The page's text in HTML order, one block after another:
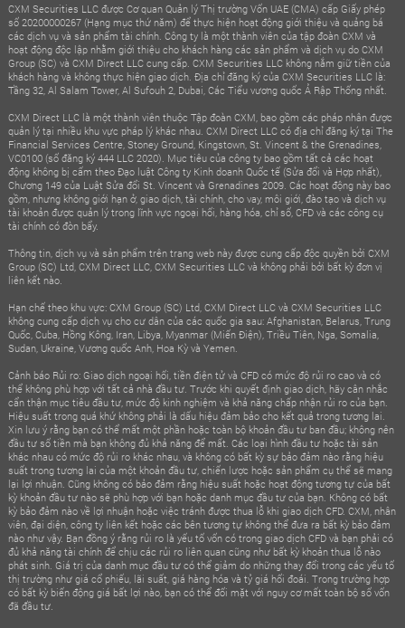
CXM Securities LLC được Cơ quan Quản lý Thị trường Vốn UAE (CMA) cấp Giấy phép
số 20200000267 (Hạng mục thứ năm) để thực hiện hoạt động giới thiệu và quảng bá
các dịch vụ và sản phẩm tài chính. Công ty là một thành viên của tập đoàn CXM và
hoạt động độc lập nhằm giới thiệu cho khách hàng các sản phẩm và dịch vụ do CXM
Group (SC) và CXM Direct LLC cung cấp. CXM Securities LLC không nắm giữ tiền của
khách hàng và không thực hiện giao dịch. Địa chỉ đăng ký của CXM Securities LLC là:
Tầng 32, Al Salam Tower, Al Sufouh 2, Dubai, Các Tiểu vương quốc Ả Rập Thống nhất.
CXM Direct LLC là một thành viên thuộc Tập đoàn CXM, bao gồm các pháp nhân được
quản lý tại nhiều khu vực pháp lý khác nhau. CXM Direct LLC có địa chỉ đăng ký tại The
Financial Services Centre, Stoney Ground, Kingstown, St. Vincent & the Grenadines,
VC0100 (số đăng ký 444 LLC 2020). Mục tiêu của công ty bao gồm tất cả các hoạt
động không bị cấm theo Đạo luật Công ty Kinh doanh Quốc tế (Sửa đổi và Hợp nhất),
Chương 149 của Luật Sửa đổi St. Vincent và Grenadines 2009. Các hoạt động này bao
gồm, nhưng không giới hạn ở, giao dịch, tài chính, cho vay, môi giới, đào tạo và dịch vụ
tài khoản được quản lý trong lĩnh vực ngoại hối, hàng hóa, chỉ số, CFD và các công cụ
tài chính có đòn bẩy.
Thông tin, dịch vụ và sản phẩm trên trang web này được cung cấp độc quyền bởi CXM
Group (SC) Ltd, CXM Direct LLC, CXM Securities LLC và không phải bởi bất kỳ đơn vị
liên kết nào.
Hạn chế theo khu vực: CXM Group (SC) Ltd, CXM Direct LLC và CXM Securities LLC
không cung cấp dịch vụ cho cư dân của các quốc gia sau: Afghanistan, Belarus, Trung
Quốc, Cuba, Hồng Kông, Iran, Libya, Myanmar (Miến Điện), Triều Tiên, Nga, Somalia,
Sudan, Ukraine, Vương quốc Anh, Hoa Kỳ và Yemen.
Cảnh báo Rủi ro: Giao dịch ngoại hối, tiền điện tử và CFD có mức độ rủi ro cao và có
thể không phù hợp với tất cả nhà đầu tư. Trước khi quyết định giao dịch, hãy cân nhắc
cẩn thận mục tiêu đầu tư, mức độ kinh nghiệm và khả năng chấp nhận rủi ro của bạn.
Hiệu suất trong quá khứ không phải là dấu hiệu đảm bảo cho kết quả trong tương lai.
Xin lưu ý rằng bạn có thể mất một phần hoặc toàn bộ khoản đầu tư ban đầu; không nên
đầu tư số tiền mà bạn không đủ khả năng để mất. Các loại hình đầu tư hoặc tài sản
khác nhau có mức độ rủi ro khác nhau, và không có bất kỳ sự bảo đảm nào rằng hiệu
suất trong tương lai của một khoản đầu tư, chiến lược hoặc sản phẩm cụ thể sẽ mang
lại lợi nhuận. Cũng không có bảo đảm rằng hiệu suất hoặc hoạt động tương tự của bất
kỳ khoản đầu tư nào sẽ phù hợp với bạn hoặc danh mục đầu tư của bạn. Không có bất
kỳ bảo đảm nào về lợi nhuận hoặc việc tránh được thua lỗ khi giao dịch CFD. CXM, nhân
viên, đại diện, công ty liên kết hoặc các bên tương tự không thể đưa ra bất kỳ bảo đảm
nào như vậy. Bạn đồng ý rằng rủi ro là yếu tố vốn có trong giao dịch CFD và bạn phải có
đủ khả năng tài chính để chịu các rủi ro liên quan cũng như bất kỳ khoản thua lỗ nào
phát sinh. Giá trị của danh mục đầu tư có thể giảm do những thay đổi trong các yếu tố
thị trường như giá cổ phiếu, lãi suất, giá hàng hóa và tỷ giá hối đoái. Trong trường hợp
có bất kỳ biến động giá bất lợi nào, bạn có thể đối mặt với nguy cơ mất toàn bộ số vốn
đã đầu tư.